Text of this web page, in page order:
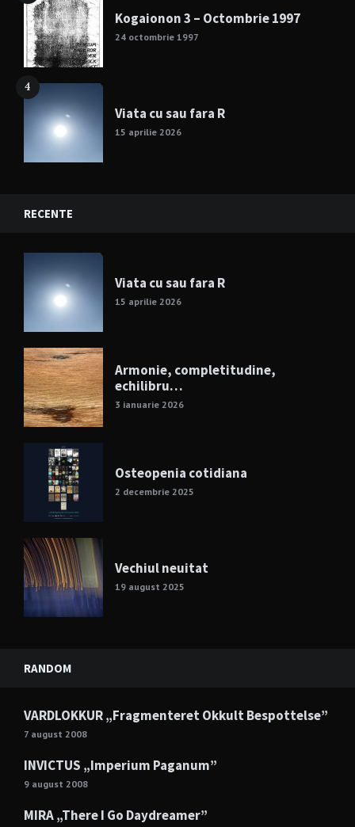
Kogaionon 3 – Octombrie 1997
24 octombrie 1997
4
Viata cu sau fara R
15 aprilie 2026
RECENTE
Viata cu sau fara R
15 aprilie 2026
Armonie, completitudine,
echilibru…
3 ianuarie 2026
Osteopenia cotidiana
2 decembrie 2025
Vechiul neuitat
19 august 2025
RANDOM
VARDLOKKUR „Fragmenteret Okkult Bespottelse”
7 august 2008
INVICTUS „Imperium Paganum”
9 august 2008
MIRA „There I Go Daydreamer”